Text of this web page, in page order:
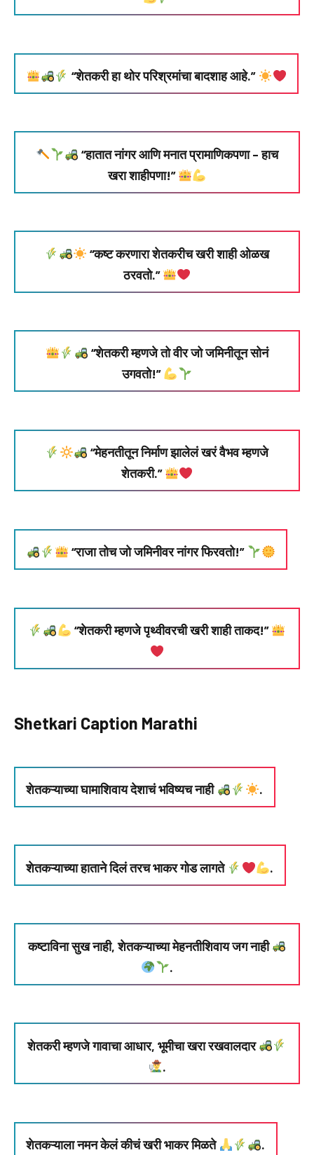
“शेतकरी हा थोर परिश्रमांचा बादशाह आहे.”
“हातात नांगर आणि मनात प्रामाणिकपणा – हाच
खरा शाहीपणा!”
“कष्ट करणारा शेतकरीच खरी शाही ओळख
ठरवतो.”
“शेतकरी म्हणजे तो वीर जो जमिनीतून सोनं
उगवतो!”
“मेहनतीतून निर्माण झालेलं खरं वैभव म्हणजे
शेतकरी.”
“राजा तोच जो जमिनीवर नांगर फिरवतो!”
“शेतकरी म्हणजे पृथ्वीवरची खरी शाही ताकद!”
Shetkari Caption Marathi
शेतकऱ्याच्या घामाशिवाय देशाचं भविष्यच नाही .
शेतकऱ्याच्या हाताने दिलं तरच भाकर गोड लागते .
कष्टाविना सुख नाही, शेतकऱ्याच्या मेहनतीशिवाय जग नाही
.
शेतकरी म्हणजे गावाचा आधार, भूमीचा खरा रखवालदार
.
शेतकऱ्याला नमन केलं कीचं खरी भाकर मिळते .